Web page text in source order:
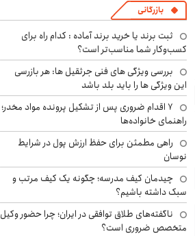
بازرگانی
ثبت برند یا خرید برند آماده : کدام راه برای
کسب‌وکار شما مناسب‌تر است؟
بررسی ویژگی های فنی جرثقیل ها: هر بازرسی
این ویژگی ها را باید بلد باشد
۷ اقدام ضروری پس از تشکیل پرونده مواد مخدر؛
راهنمای خانواده‌ها
راهی مطمئن برای حفظ ارزش پول در شرایط
نوسان
چیدمان کیف مدرسه؛ چگونه یک کیف مرتب و
سبک داشته باشیم؟
ناگفته‌های طلاق توافقی در ایران؛ چرا حضور وکیل
متخصص ضروری است؟